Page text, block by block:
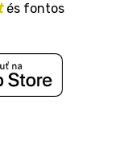
és fontos